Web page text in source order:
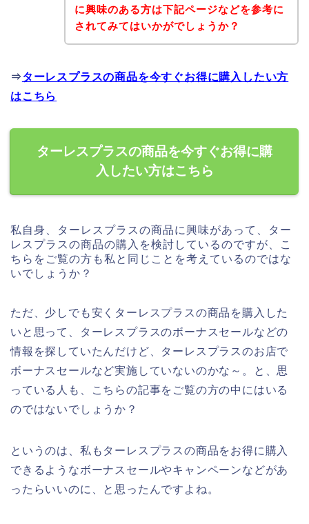
に興味のある方は下記ページなどを参考に
されてみてはいかがでしょうか？
⇒ターレスプラスの商品を今すぐお得に購入したい方
はこちら
ターレスプラスの商品を今すぐお得に購
入したい方はこちら
私自身、ターレスプラスの商品に興味があって、ター
レスプラスの商品の購入を検討しているのですが、こ
ちらをご覧の方も私と同じことを考えているのではな
いでしょうか？
ただ、少しでも安くターレスプラスの商品を購入した
いと思って、ターレスプラスのボーナスセールなどの
情報を探していたんだけど、ターレスプラスのお店で
ボーナスセールなど実施していないのかな～。と、思
っている人も、こちらの記事をご覧の方の中にはいる
のではないでしょうか？
というのは、私もターレスプラスの商品をお得に購入
できるようなボーナスセールやキャンペーンなどがあ
ったらいいのに、と思ったんですよね。